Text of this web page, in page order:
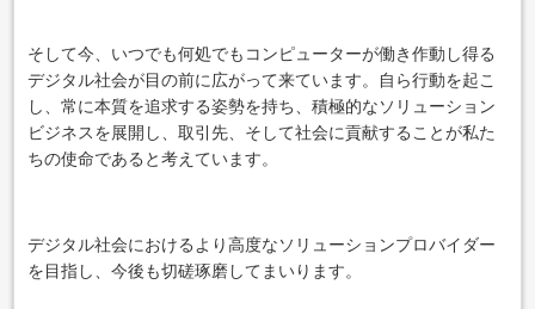
そして今、いつでも何処でもコンピューターが働き作動し得る
デジタル社会が目の前に広がって来ています。自ら行動を起こ
し、常に本質を追求する姿勢を持ち、積極的なソリューション
ビジネスを展開し、取引先、そして社会に貢献することが私た
ちの使命であると考えています。
デジタル社会におけるより高度なソリューションプロバイダー
を目指し、今後も切磋琢磨してまいります。